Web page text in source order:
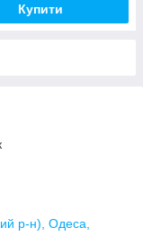
Купити
р-н), Одеса,